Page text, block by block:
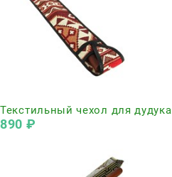
Текстильный чехол для дудука
890 ₽